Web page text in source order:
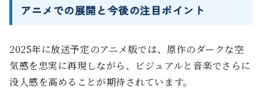
アニメでの展開と今後の注目ポイント
2025年に放送予定のアニメ版では、原作のダークな空
気感を忠実に再現しながら、ビジュアルと音楽でさらに
没入感を高めることが期待されています。